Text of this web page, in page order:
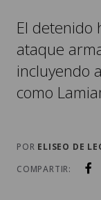
El detenido
ataque
incluyendo
como
POR ELISEO DE
COMPARTIR: